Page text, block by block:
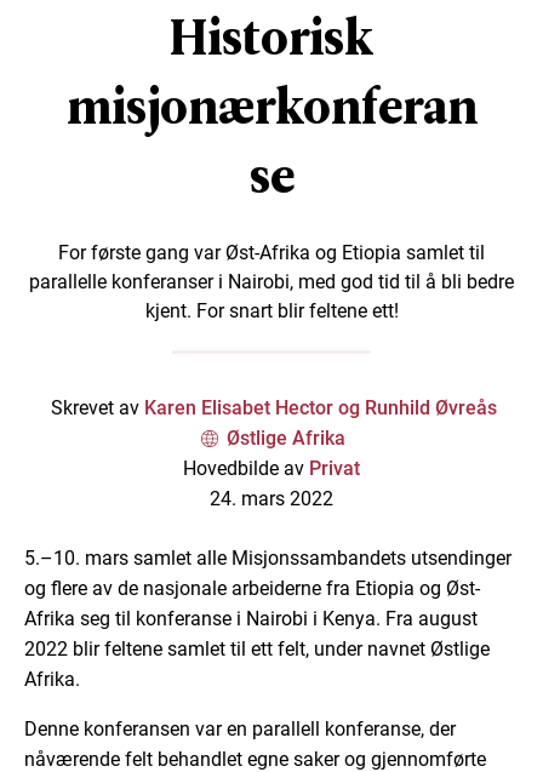
Historisk
misjonærkonferan
se
For første gang var Øst-Afrika og Etiopia samlet til
parallelle konferanser i Nairobi, med god tid til å bli bedre
kjent. For snart blir feltene ett!
Skrevet av Karen Elisabet Hector og Runhild Øvreås
Østlige Afrika
Hovedbilde av Privat
24. mars 2022
5.–10. mars samlet alle Misjonssambandets utsendinger
og flere av de nasjonale arbeiderne fra Etiopia og Øst-
Afrika seg til konferanse i Nairobi i Kenya. Fra august
2022 blir feltene samlet til ett felt, under navnet Østlige
Afrika.
Denne konferansen var en parallell konferanse, der
nåværende felt behandlet egne saker og gjennomførte